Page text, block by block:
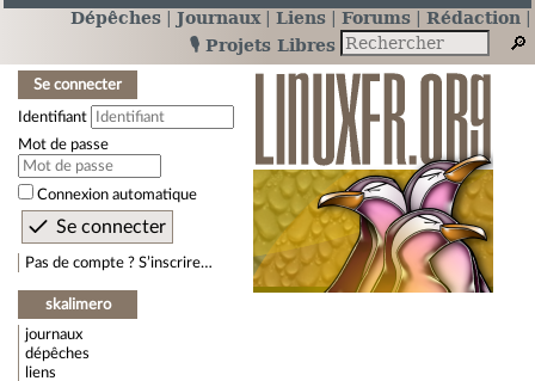
Dépêches Journaux Liens Forums
Rédaction
🎙️ Projets Libres
Se connecter
Identifiant
Mot de passe
Connexion automatique
Pas de compte ? S’inscrire…
skalimero
journaux
dépêches
liens